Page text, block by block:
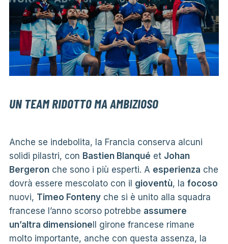
UN TEAM RIDOTTO MA AMBIZIOSO
Anche se indebolita, la Francia conserva alcuni
solidi pilastri, con Bastien Blanqué et Johan
Bergeronche sono i più esperti. A esperienza che
dovrà essere mescolato con il gioventù, la focoso
nuovi, Timeo Fontenyche si è unito alla squadra
francese l’anno scorso potrebbe assumere
un’altra dimensioneIl girone francese rimane
molto importante, anche con questa assenza, la